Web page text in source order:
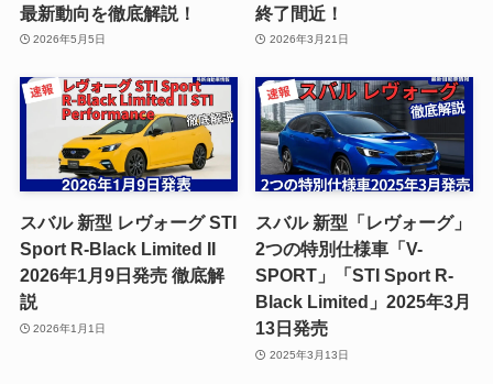
最新動向を徹底解説！
2026年5月5日
終了間近！
2026年3月21日
スバル 新型 レヴォーグ STI
Sport R-Black Limited II
2026年1月9日発売 徹底解
説
2026年1月1日
スバル 新型「レヴォーグ」
2つの特別仕様車「V-
SPORT」「STI Sport R-
Black Limited」2025年3月
13日発売
2025年3月13日